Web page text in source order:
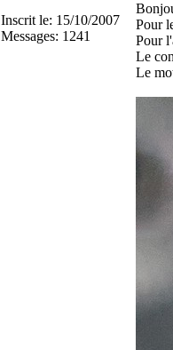
Inscrit le: 15/10/2007
Messages: 1241
Pour
Pour
Le
Le